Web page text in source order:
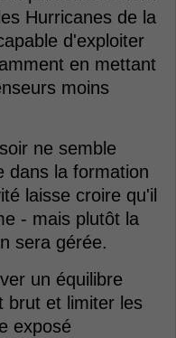
Hurricanes de la
d'exploiter
en mettant
moins
ne semble
dans la formation
laisse croire qu'il
- mais plutôt la
sera gérée.
un équilibre
brut et limiter les
exposé